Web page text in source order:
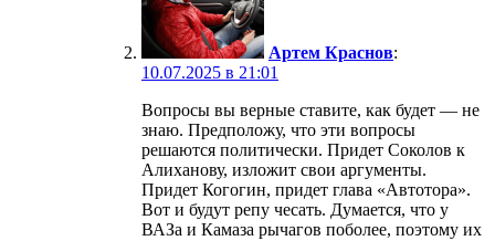
Артем Краснов:
10.07.2025 в 21:01
Вопросы вы верные ставите, как будет — не
знаю. Предположу, что эти вопросы
решаются политически. Придет Соколов к
Алиханову, изложит свои аргументы.
Придет Когогин, придет глава «Автотора».
Вот и будут репу чесать. Думается, что у
ВАЗа и Камаза рычагов поболее, поэтому их